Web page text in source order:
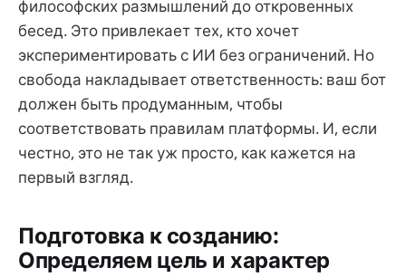
философских размышлений до откровенных
бесед. Это привлекает тех, кто хочет
экспериментировать с ИИ без ограничений. Но
свобода накладывает ответственность: ваш бот
должен быть продуманным, чтобы
соответствовать правилам платформы. И, если
честно, это не так уж просто, как кажется на
первый взгляд.
Подготовка к созданию:
Определяем цель и характер